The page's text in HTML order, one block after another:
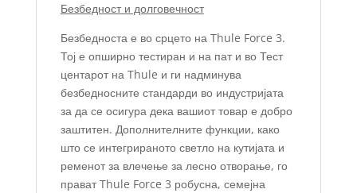
Безбедност и долговечност
Безбедноста е во срцето на Thule Force 3.
Тој е опширно тестиран и на пат и во Тест
центарот на Thule и ги надминува
безбедносните стандарди во индустријата
за да се осигура дека вашиот товар е добро
заштитен. Дополнителните функции, како
што се интегрираното светло на кутијата и
ременот за влечење за лесно отворање, го
прават Thule Force 3 робусна, семејна